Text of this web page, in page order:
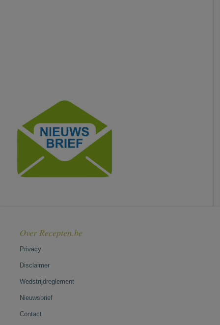
Over Recepten.be
Privacy
Disclaimer
Wedstrijdreglement
Nieuwsbrief
Contact